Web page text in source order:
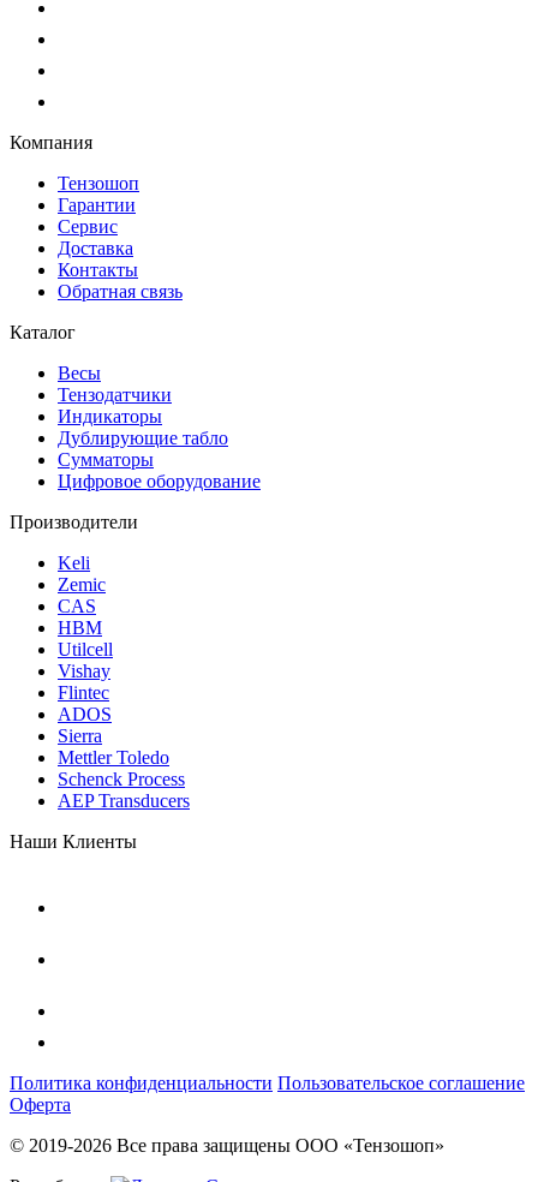
Компания
Тензошоп
Гарантии
Сервис
Доставка
Контакты
Обратная связь
Каталог
Весы
Тензодатчики
Индикаторы
Дублирующие табло
Сумматоры
Цифровое оборудование
Производители
Keli
Zemic
CAS
HBM
Utilcell
Vishay
Flintec
ADOS
Sierra
Mettler Toledo
Schenck Process
AEP Transducers
Наши Клиенты
Политика конфиденциальности Пользовательское соглашение
Оферта
© 2019-2026 Все права защищены ООО «Тензошоп»